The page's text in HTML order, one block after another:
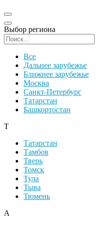
Выбор региона
Все
Дальнее зарубежье
Ближнее зарубежье
Москва
Санкт-Петербург
Татарстан
Башкортостан
Т
Татарстан
Тамбов
Тверь
Томск
Тула
Тыва
Тюмень
А